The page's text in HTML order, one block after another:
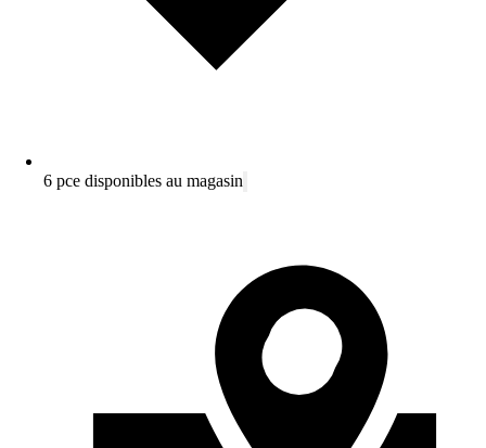
6 pce disponibles au magasin